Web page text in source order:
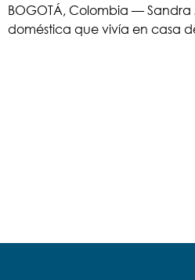
BOGOTÁ, Colombia —
doméstica que vivía en casa